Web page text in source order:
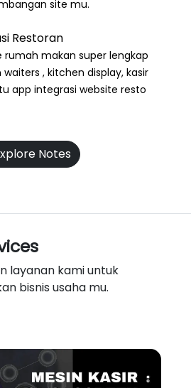
site mu.
Restoran
rumah makan super lengkap
, kitchen display, kasir
app integrasi website resto
Notes
layanan kami untuk
bisnis usaha mu.